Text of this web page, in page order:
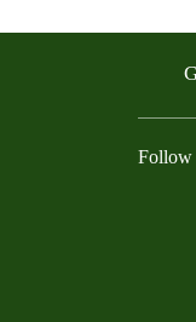
Follow